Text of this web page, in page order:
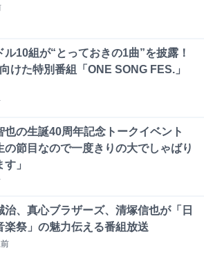
ル10組が“とっておきの1曲”を披露！
けた特別番組「ONE SONG FES.」
也の生誕40周年記念トークイベント
の節目なので一度きりの大でしゃばり
」
治、真心ブラザーズ、清塚信也が「日
楽祭」の魅力伝える番組放送
前